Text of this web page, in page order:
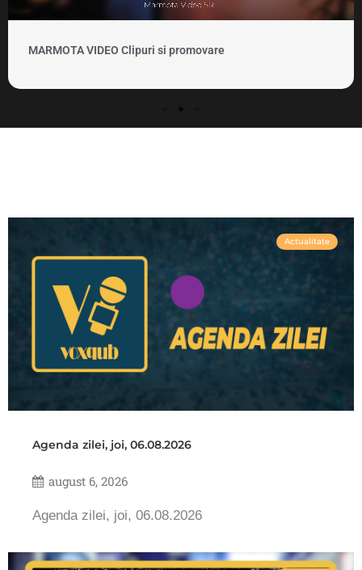
MARMOTA VIDEO Clipuri si promovare
Actualitate
Agenda zilei, joi, 06.08.2026
august 6, 2026
Agenda zilei, joi, 06.08.2026